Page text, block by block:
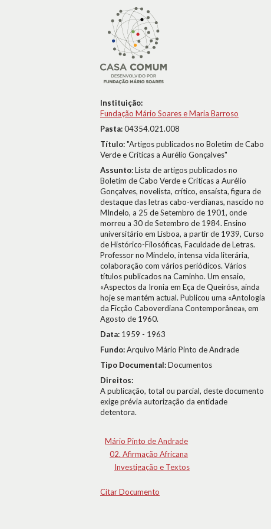
Instituição:
Fundação Mário Soares e Maria Barroso
Pasta:04354.021.008
Título:"Artigos publicados no Boletim de Cabo
Verde e Críticas a Aurélio Gonçalves"
Assunto:Lista de artigos publicados no
Boletim de Cabo Verde e Críticas a Aurélio
Gonçalves, novelista, crítico, ensaísta, figura de
destaque das letras cabo-verdianas, nascido no
MIndelo, a 25 de Setembro de 1901, onde
morreu a 30 de Setembro de 1984. Ensino
universitário em Lisboa, a partir de 1939, Curso
de Histórico-Filosóficas, Faculdade de Letras.
Professor no Mindelo, intensa vida literária,
colaboração com vários periódicos. Vários
títulos publicados na Caminho. Um ensaio,
«Aspectos da Ironia em Eça de Queirós», ainda
hoje se mantém actual. Publicou uma «Antologia
da Ficção Caboverdiana Contemporânea», em
Agosto de 1960.
Data: 1959 - 1963
Fundo:Arquivo Mário Pinto de Andrade
Tipo Documental:Documentos
Direitos:
A publicação, total ou parcial, deste documento
exige prévia autorização da entidade
detentora.
Mário Pinto de Andrade
02. Afirmação Africana
Investigação e Textos
Citar Documento